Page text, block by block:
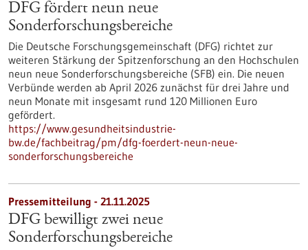
DFG fördert neun neue
Sonderforschungsbereiche
Die Deutsche Forschungsgemeinschaft (DFG) richtet zur
weiteren Stärkung der Spitzenforschung an den Hochschulen
neun neue Sonderforschungsbereiche (SFB) ein. Die neuen
Verbünde werden ab April 2026 zunächst für drei Jahre und
neun Monate mit insgesamt rund 120 Millionen Euro
gefördert.
https://www.gesundheitsindustrie-
bw.de/fachbeitrag/pm/dfg-foerdert-neun-neue-
sonderforschungsbereiche
Pressemitteilung - 21.11.2025
DFG bewilligt zwei neue
Sonderforschungsbereiche